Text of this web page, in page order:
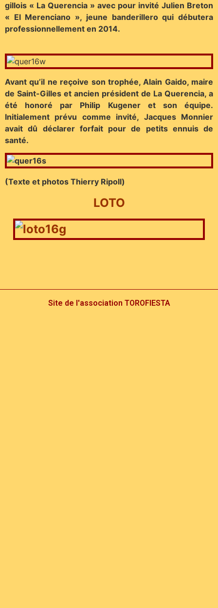
gillois « La Querencia » avec pour invité Julien Breton
« El Merenciano », jeune banderillero qui débutera
professionnellement en 2014.
Avant qu’il ne reçoive son trophée, Alain Gaido, maire
de Saint-Gilles et ancien président de La Querencia, a
été honoré par Philip Kugener et son équipe.
Initialement prévu comme invité, Jacques Monnier
avait dû déclarer forfait pour de petits ennuis de
santé.
(Texte et photos Thierry Ripoll)
LOTO
Site de l'association TOROFIESTA